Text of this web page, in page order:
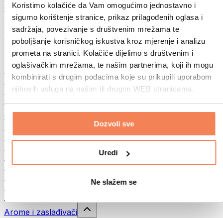
Koristimo kolačiće da Vam omogućimo jednostavno i
sigurno korištenje stranice, prikaz prilagođenih oglasa i
sadržaja, povezivanje s društvenim mrežama te
poboljšanje korisničkog iskustva kroz mjerenje i analizu
prometa na stranici. Kolačiće dijelimo s društvenim i
oglašivačkim mrežama, te našim partnerima, koji ih mogu
kombinirati s drugim podacima koje su prikupili uporabom
njihovih usluga na našim ili drugim WEB stranicama.
Dozvoli sve
Uredi
Ne slažem se
Ostala fitnes jela
Puteri od orašastih plodova
100% namazi od orašastih plodova
Slatki namazi od orašastih plodova
Proteinski namazi od orašastih plodova
Superhrana
Zelena superhrana
Vlakna
Ostala superhrana
Grickalice
Suvo meso
Proteinski čips
Ostale grickalice
Arome i zaslađivači